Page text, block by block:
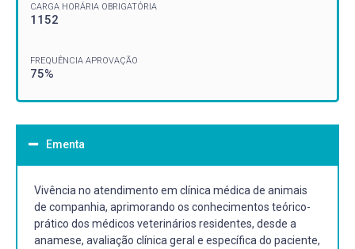
CARGA HORÁRIA OBRIGATÓRIA
1152
FREQUÊNCIA APROVAÇÃO
75%
Ementa
Vivência no atendimento em clínica médica de animais
de companhia, aprimorando os conhecimentos teórico-
prático dos médicos veterinários residentes, desde a
anamese, avaliação clínica geral e específica do paciente,